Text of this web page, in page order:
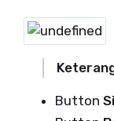
Button